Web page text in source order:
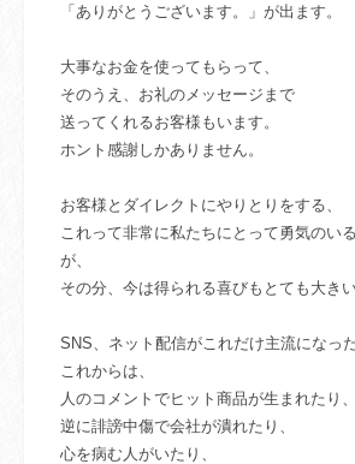
「ありがとうございます。」が出ます。
大事なお金を使ってもらって、
そのうえ、お礼のメッセージまで
送ってくれるお客様もいます。
ホント感謝しかありません。
お客様とダイレクトにやりとりをする、
これって非常に私たちにとって勇気のい
が、
その分、今は得られる喜びもとても大きい
SNS、ネット配信がこれだけ主流になっ
これからは、
人のコメントでヒット商品が生まれたり、
逆に誹謗中傷で会社が潰れたり、
心を病む人がいたり、